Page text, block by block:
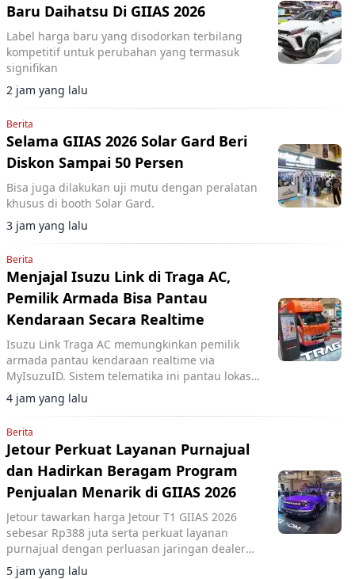
Baru Daihatsu Di GIIAS 2026
Label harga baru yang disodorkan terbilang
kompetitif untuk perubahan yang termasuk
signifikan
2 jam yang lalu
Berita
Selama GIIAS 2026 Solar Gard Beri
Diskon Sampai 50 Persen
Bisa juga dilakukan uji mutu dengan peralatan
khusus di booth Solar Gard.
3 jam yang lalu
Berita
Menjajal Isuzu Link di Traga AC,
Pemilik Armada Bisa Pantau
Kendaraan Secara Realtime
Isuzu Link Traga AC memungkinkan pemilik
armada pantau kendaraan realtime via
MyIsuzuID. Sistem telematika ini pantau lokasi,
kecepatan, dan operasional kendaraan.
4 jam yang lalu
Berita
Jetour Perkuat Layanan Purnajual
dan Hadirkan Beragam Program
Penjualan Menarik di GIIAS 2026
Jetour tawarkan harga Jetour T1 GIIAS 2026
sebesar Rp388 juta serta perkuat layanan
purnajual dengan perluasan jaringan dealer
hingga 40 showroom di GIIAS 2026.
5 jam yang lalu